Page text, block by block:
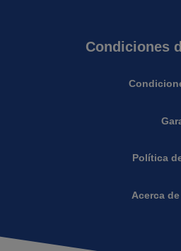
Condiciones
Política
Acerca